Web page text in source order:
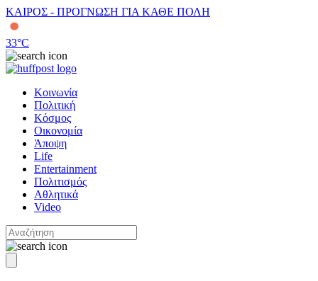
ΚΑΙΡΟΣ - ΠΡΟΓΝΩΣΗ ΓΙΑ ΚΑΘΕ ΠΟΛΗ
33°C
Κοινωνία
Πολιτική
Κόσμος
Οικονομία
Άποψη
Life
Entertainment
Πολιτισμός
Αθλητικά
Video